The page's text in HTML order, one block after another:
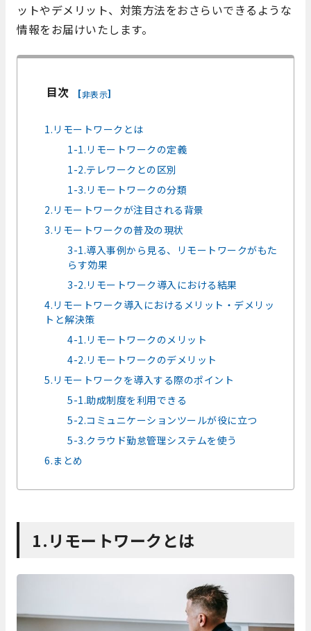
ットやデメリット、対策方法をおさらいできるような
情報をお届けいたします。
目次 [非表示]
1.リモートワークとは
1-1.リモートワークの定義
1-2.テレワークとの区別
1-3.リモートワークの分類
2.リモートワークが注目される背景
3.リモートワークの普及の現状
3-1.導入事例から見る、リモートワークがもた
らす効果
3-2.リモートワーク導入における結果
4.リモートワーク導入におけるメリット・デメリッ
トと解決策
4-1.リモートワークのメリット
4-2.リモートワークのデメリット
5.リモートワークを導入する際のポイント
5-1.助成制度を利用できる
5-2.コミュニケーションツールが役に立つ
5-3.クラウド勤怠管理システムを使う
6.まとめ
1.リモートワークとは